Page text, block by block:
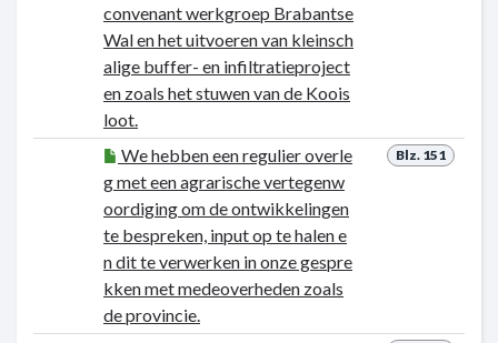
convenant werkgroep Brabantse
Wal en het uitvoeren van kleinsch
alige buffer- en infiltratieproject
en zoals het stuwen van de Koois
loot.
Blz. 151
We hebben een regulier overle
g met een agrarische vertegenw
oordiging om de ontwikkelingen
te bespreken, input op te halen e
n dit te verwerken in onze gespre
kken met medeoverheden zoals
de provincie.